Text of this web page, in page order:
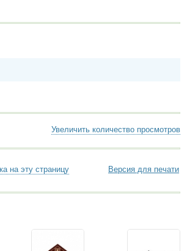
Увеличить количество просмотров
на эту страницу Версия для печати